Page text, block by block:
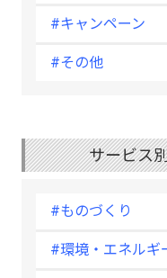
#キャンペーン
#その他
サービス
#ものづくり
#環境・エネルギ